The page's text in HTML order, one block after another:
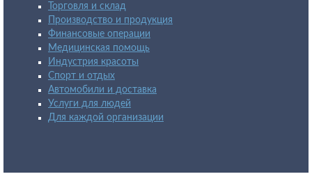
Торговля и склад
Производство и продукция
Финансовые операции
Медицинская помощь
Индустрия красоты
Спорт и отдых
Автомобили и доставка
Услуги для людей
Для каждой организации